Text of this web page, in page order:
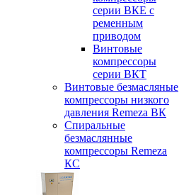
серии ВКЕ с
ременным
приводом
Винтовые
компрессоры
серии ВКТ
Винтовые безмасляные
компрессоры низкого
давления Remeza ВК
Спиральные
безмаслянные
компрессоры Remeza
КС